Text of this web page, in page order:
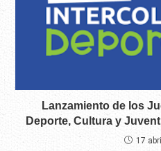
Lanzamiento de los
Deporte, Cultura y
17